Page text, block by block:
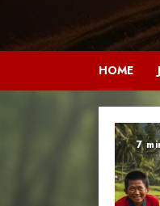
HOME
7